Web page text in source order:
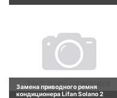
Замена приводного ремня
кондиционера Lifan Solano 2